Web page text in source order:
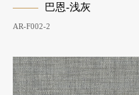
巴恩-浅灰
AR-F002-2